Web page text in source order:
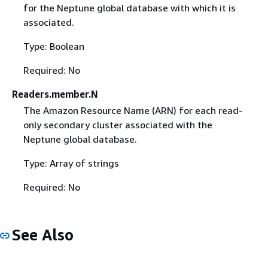
for the Neptune global database with which it is
associated.
Type: Boolean
Required: No
Readers.member.N
The Amazon Resource Name (ARN) for each read-
only secondary cluster associated with the
Neptune global database.
Type: Array of strings
Required: No
See Also